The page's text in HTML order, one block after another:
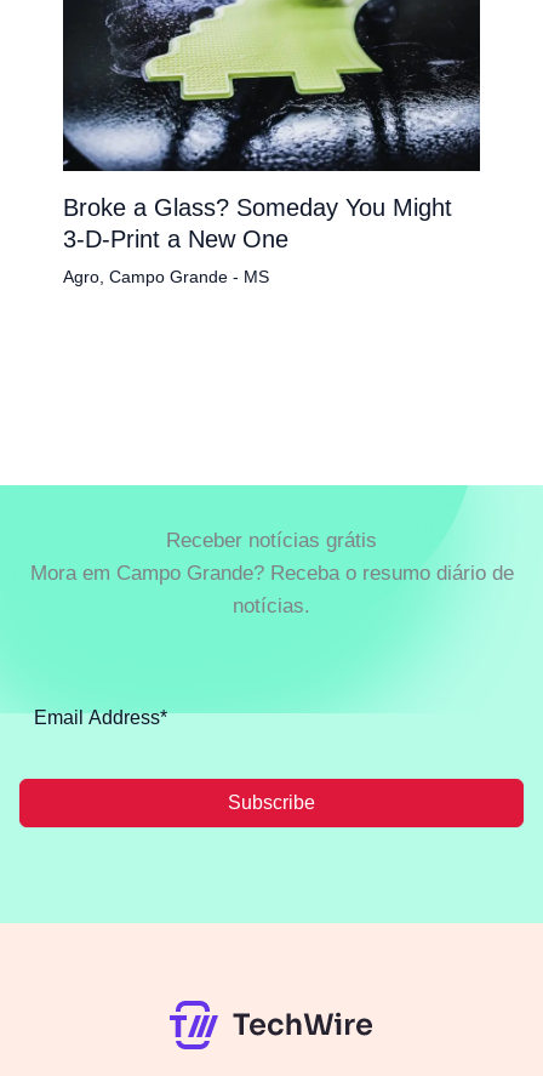
Broke a Glass? Someday You Might
3-D-Print a New One
Agro, Campo Grande - MS
Receber notícias grátis
Mora em Campo Grande? Receba o resumo diário de
notícias.
Subscribe